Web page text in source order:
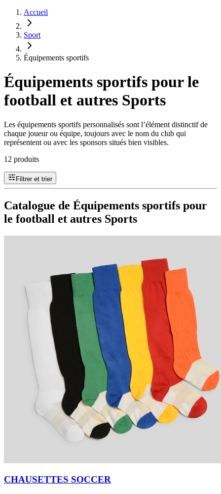
Accueil
Sport
Équipements sportifs
Équipements sportifs pour le
football et autres Sports
Les équipements sportifs personnalisés sont l’élément distinctif de
chaque joueur ou équipe, toujours avec le nom du club qui
représentent ou avec les sponsors situés bien visibles.
12 produits
Filtrer et trier
Catalogue de Équipements sportifs pour
le football et autres Sports
CHAUSETTES SOCCER